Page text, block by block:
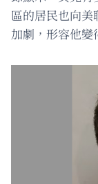
區的居民也向
加劇，形容他變